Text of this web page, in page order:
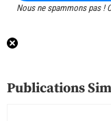
Nous ne spammons pas !
Publications